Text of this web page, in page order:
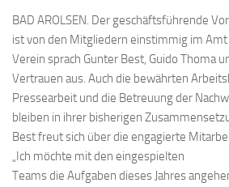
BAD AROLSEN. Der geschäftsführende
ist von den Mitgliedern einstimmig im
Verein sprach Gunter Best, Guido Thoma
Vertrauen aus. Auch die bewährten
Pressearbeit und die Betreuung der
bleiben in ihrer bisherigen
Best freut sich über die engagierte
„Ich möchte mit den eingespielten
Teams die Aufgaben dieses Jahres